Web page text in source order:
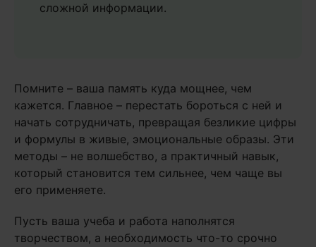
сложной информации.
Помните – ваша память куда мощнее, чем
кажется. Главное – перестать бороться с ней и
начать сотрудничать, превращая безликие цифры
и формулы в живые, эмоциональные образы. Эти
методы – не волшебство, а практичный навык,
который становится тем сильнее, чем чаще вы
его применяете.
Пусть ваша учеба и работа наполнятся
творчеством, а необходимость что-то срочно